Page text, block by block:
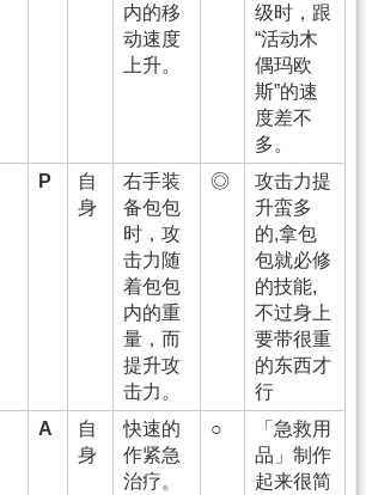
内的移
动速度
上升。
级时，跟
“活动木
偶玛欧
斯”的速
度差不
多。
P
自
身
右手装
备包包
时，攻
击力随
着包包
内的重
量，而
提升攻
击力。
◎
攻击力提
升蛮多
的,拿包
包就必修
的技能,
不过身上
要带很重
的东西才
行
A
自
身
快速的
作紧急
治疗。
○
「急救用
品」制作
起来很简